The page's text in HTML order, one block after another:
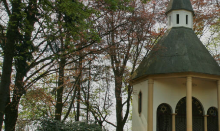
Kerkrade
Eine
Bergbauregion
wird Park
Gravenrode